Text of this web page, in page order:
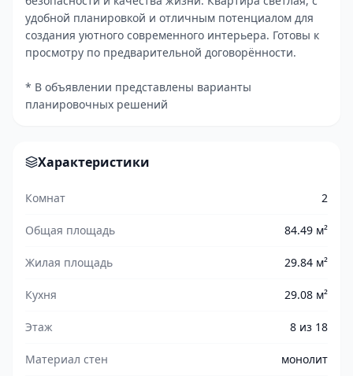
удобной планировкой и отличным потенциалом для
создания уютного современного интерьера. Готовы к
просмотру по предварительной договорённости.
* В объявлении представлены варианты
планировочных решений
Характеристики
Комнат 2
Общая площадь 84.49 м²
Жилая площадь 29.84 м²
Кухня 29.08 м²
Этаж 8 из 18
Материал стен монолит